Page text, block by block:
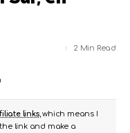
2 Min Read
links, which means I
link and make a